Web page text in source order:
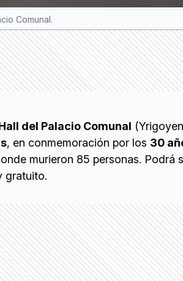
Comunal.
del Palacio Comunal
, en conmemoración por los 30
murieron 85 personas. Podrá
gratuito.